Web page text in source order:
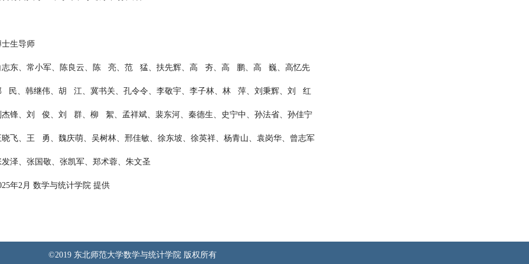
士生导师
志东、常小军、陈良云、陈 亮、范 猛、扶先辉、 高 夯、高 鹏、 高 巍、 高忆先
民、 韩继伟、胡 江、冀书关、孔令令、李敬宇、李子林、林 萍、刘秉辉、刘 红
杰锋、 刘 俊、刘 群、柳 絮、孟祥斌、裴东河、秦德生、史宁中、孙法省、孙佳宁
晓飞、 王 勇、魏庆萌、吴树林、邢佳敏、徐东坡、徐英祥、杨青山、袁岗华、曾志军
发泽、 张国敬、张凯军、郑术蓉、朱文圣
年2月 数学与统计学院 提供
©2019 东北师范大学数学与统计学院 版权所有